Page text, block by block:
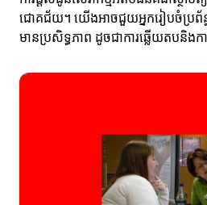
ជោគជ័យ។ យើងអាចជួយអ្នករៀបចំប្រព័ន្
មានប្រសិទ្ធភាព ដូចជាការឆ្លើយតបនិង